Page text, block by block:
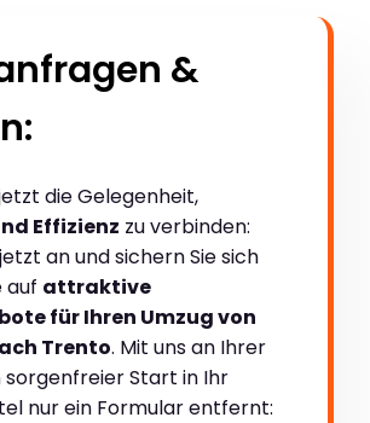
&
die Gelegenheit,
Effizienz zu verbinden:
an und sichern Sie sich
auf attraktive
für Ihren Umzug von
Trento. Mit uns an Ihrer
sorgenfreier Start in Ihr
nur ein Formular entfernt: